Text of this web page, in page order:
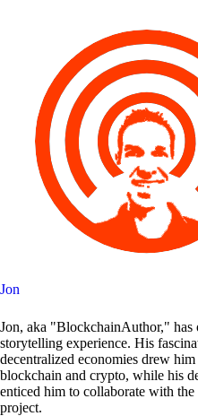
Jon
Jon, aka "BlockchainAuthor," has
storytelling experience. His
decentralized economies drew
blockchain and crypto, while his
enticed him to collaborate with
project.